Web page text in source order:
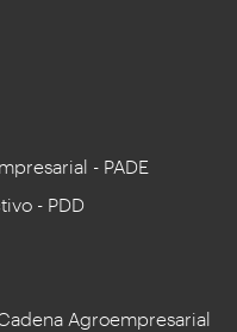
- PADE
- PDD
Agroempresarial